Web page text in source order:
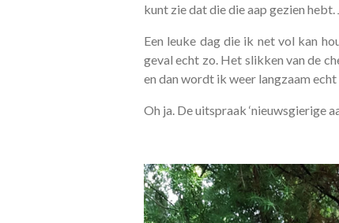
kunt zie dat die die aap gezien
Een leuke dag die ik net vol kan
geval echt zo. Het slikken van de
en dan wordt ik weer langzaam
Oh ja. De uitspraak ‘nieuwsgierige